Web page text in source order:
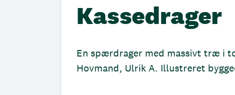
Kassedrager
En spærdrager med massivt træ i
Hovmand, Ulrik A. Illustreret